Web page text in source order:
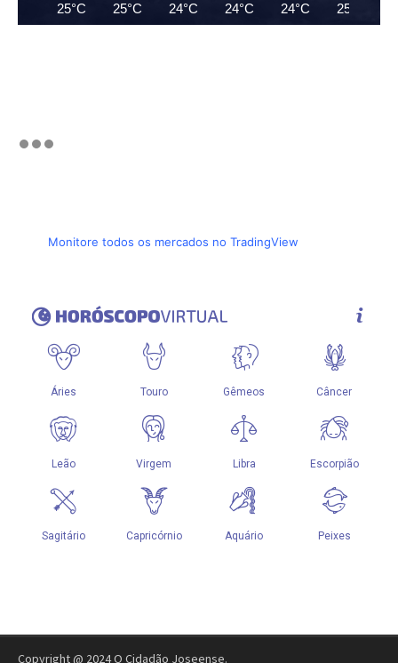
25°C 25°C 24°C 24°C 24°C 25°C
Monitore todos os mercados no TradingView
Copyright @ 2024 O Cidadão Joseense.